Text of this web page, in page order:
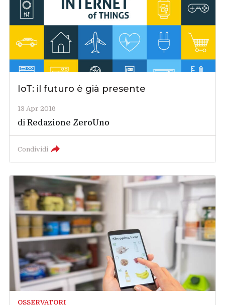
IoT: il futuro è già presente
13 Apr 2016
diRedazione ZeroUno
Condividi
OSSERVATORI